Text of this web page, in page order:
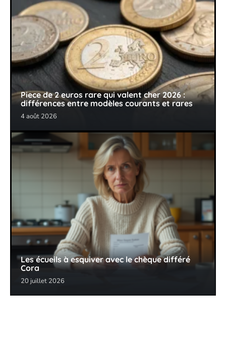
Piece de 2 euros rare qui valent cher 2026 :
différences entre modèles courants et rares
4 août 2026
Les écueils à esquiver avec le chèque différé
Cora
20 juillet 2026